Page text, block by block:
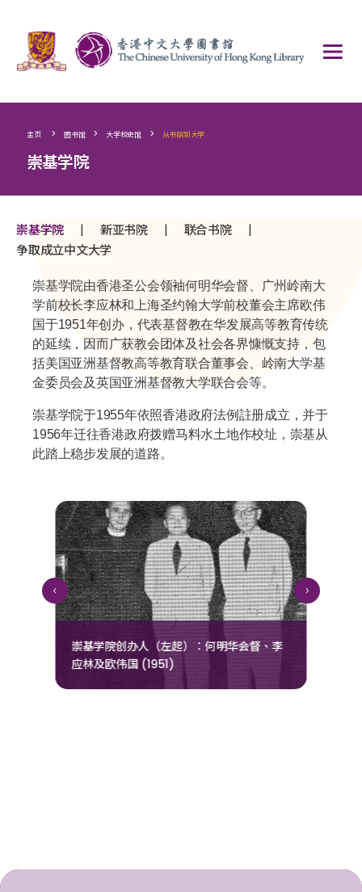
主页 > 图书馆 > 大学校史馆 > 从书院到大学
崇基学院
崇基学院 | 新亚书院 | 联合书院 |
争取成立中文大学
崇基学院由香港圣公会领袖何明华会督、广州岭南大
学前校长李应林和上海圣约翰大学前校董会主席欧伟
国于1951年创办，代表基督教在华发展高等教育传统
的延续，因而广获教会团体及社会各界慷慨支持，包
括美国亚洲基督教高等教育联合董事会、岭南大学基
金委员会及英国亚洲基督教大学联合会等。
崇基学院于1955年依照香港政府法例註册成立，并于
1956年迁往香港政府拨赠马料水土地作校址，崇基从
此踏上稳步发展的道路。
崇基学院创办人（左起）：何明华会督、李
应林及欧伟国 (1951)